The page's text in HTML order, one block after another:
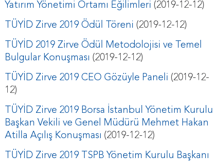
Yatırım Yönetimi Ortamı Eğilimleri (2019-12-12)
TÜYİD Zirve 2019 Ödül Töreni (2019-12-12)
TÜYİD 2019 Zirve Ödül Metodolojisi ve Temel
Bulgular Konuşması (2019-12-12)
TÜYİD Zirve 2019 CEO Gözüyle Paneli (2019-12-
12)
TÜYİD Zirve 2019 Borsa İstanbul Yönetim Kurulu
Başkan Vekili ve Genel Müdürü Mehmet Hakan
Atilla Açılış Konuşması (2019-12-12)
TÜYİD Zirve 2019 TSPB Yönetim Kurulu Başkanı